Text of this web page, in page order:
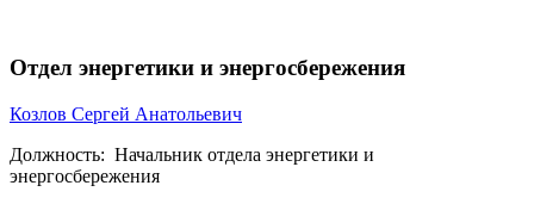
Отдел энергетики и энергосбережения
Козлов Сергей Анатольевич
Должность: Начальник отдела энергетики и
энергосбережения